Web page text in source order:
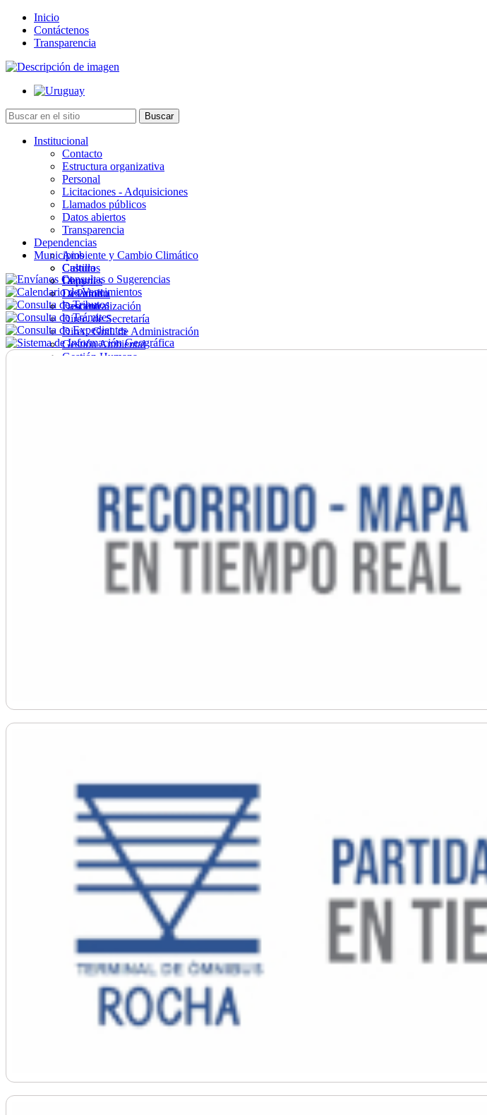
Inicio
Contáctenos
Transparencia
Institucional
Contacto
Estructura organizativa
Personal
Licitaciones - Adquisiciones
Llamados públicos
Datos abiertos
Transparencia
Dependencias
Ambiente y Cambio Climático
Cultura
Deportes
Desarrollo
Descentralización
Direc. de Secretaría
Direc. Gral. de Administración
Gestión Ambiental
Gestión Humana
Municipios
Castillos
Chuy
La Paloma
Lascano